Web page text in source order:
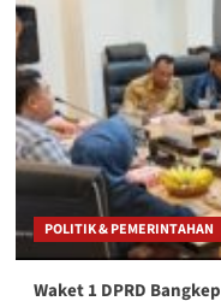
POLITIK & PEMERINTAHAN
Waket 1 DPRD